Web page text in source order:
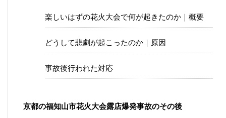
楽しいはずの花火大会で何が起きたのか｜概要
どうして悲劇が起こったのか｜原因
事故後行われた対応
京都の福知山市花火大会露店爆発事故のその後